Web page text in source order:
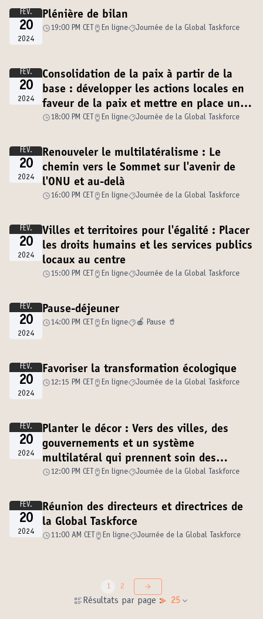
FÉV.
20
2024
Plénière de bilan
19:00 PM CET En ligne Journée de la Global Taskforce
FÉV.
20
2024
Consolidation de la paix à partir de la
base : développer les actions locales en
faveur de la paix et mettre en place une
gouvernance solide
18:00 PM CET En ligne Journée de la Global Taskforce
FÉV.
20
2024
Renouveler le multilatéralisme : Le
chemin vers le Sommet sur l'avenir de
l'ONU et au-delà
16:00 PM CET En ligne Journée de la Global Taskforce
FÉV.
20
2024
Villes et territoires pour l'égalité : Placer
les droits humains et les services publics
locaux au centre
15:00 PM CET En ligne Journée de la Global Taskforce
FÉV.
20
2024
Pause-déjeuner
14:00 PM CET En ligne 🍎 Pause 🥤
FÉV.
20
2024
Favoriser la transformation écologique
12:15 PM CET En ligne Journée de la Global Taskforce
FÉV.
20
2024
Planter le décor : Vers des villes, des
gouvernements et un système
multilatéral qui prennent soin des
personnes, de la démocratie et de notre
12:00 PM CET En ligne Journée de la Global Taskforce
FÉV.
20
2024
Réunion des directeurs et directrices de
la Global Taskforce
11:00 AM CET En ligne Journée de la Global Taskforce
Résultats par page : 25
1 2